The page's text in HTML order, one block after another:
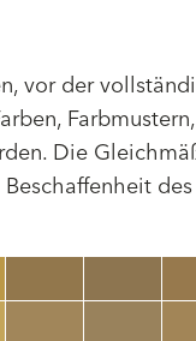
vor der
Die